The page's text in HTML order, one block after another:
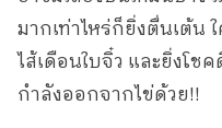
มากเท่าไหร่ก็ยิ่งตื่นเต้น
ไส้เดือนใบจิ๋ว และยิ่งโช
กำลังออกจากไข่ด้วย!!